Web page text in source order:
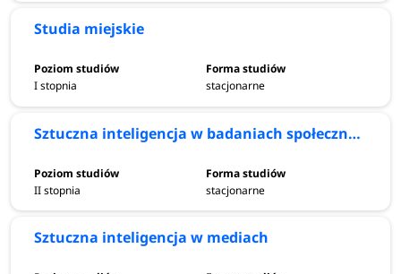
Studia miejskie
I stopnia stacjonarne
Sztuczna inteligencja w badaniach społecznych
II stopnia stacjonarne
Sztuczna inteligencja w mediach